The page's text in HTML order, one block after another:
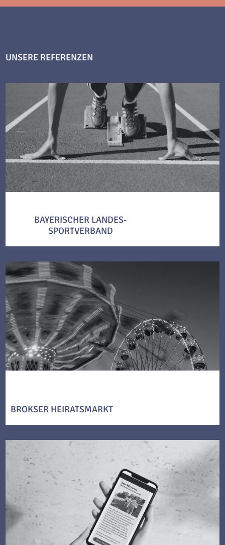
UNSERE REFERENZEN
BAYERISCHER LANDES-
SPORTVERBAND
BROKSER HEIRATSMARKT